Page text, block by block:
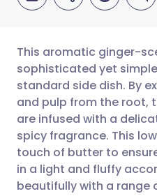
🇬🇧
🇪🇸
🇮🇹
This aromatic ginger-
sophisticated yet
standard side dish. By
and pulp from the root,
are infused with a
spicy fragrance. This
touch of butter to
in a light and fluffy
beautifully with a range